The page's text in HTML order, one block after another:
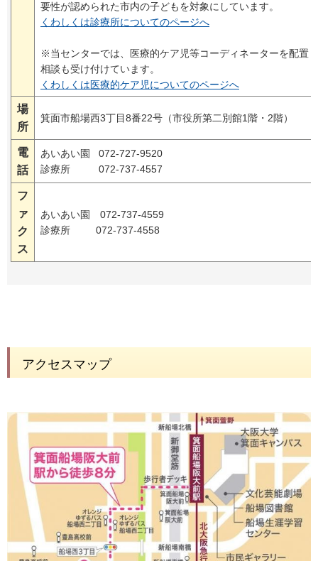
要性が認められた市内の子どもを対象にしています。
くわしくは診療所についてのページへ
※当センターでは、医療的ケア児等コーディネーターを配置
相談も受け付けています。
くわしくは医療的ケア児についてのページへ
場
所
箕面市船場西3丁目8番22号（市役所第二別館1階・2階）
電
話
あいあい園 072-727-9520
診療所 072-737-4557
フ
ァ
ク
ス
あいあい園 072-737-4559
診療所 072-737-4558
アクセスマップ